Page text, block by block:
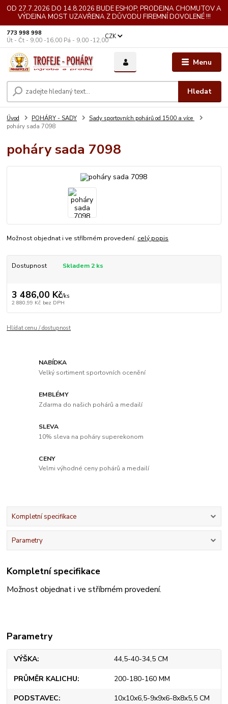
OD 27.7.2026 DO 14.8.2026 BUDE ESHOP, PRODEJNA CHOMUTOV A
VÝDEJNA MOST UZAVŘENA Z DŮVODU FIREMNÍ DOVOLENÉ !!!
Menu
CZK
Hledat
773 998 998
Út - Čt - 9,00 -16,00 Pá - 9,00 -12,00
Úvod POHÁRY - SADY
Sady sportovních pohárů od 1500 a více
poháry sada 7098
poháry sada 7098
Možnost objednat i ve stříbrném provedení. celý popis
Dostupnost Skladem 2 ks
3 486,00 Kč/ks
2 880,99 Kč bez DPH
Hlídat cenu / dostupnost
NABÍDKA
Velký sortiment sportovních ocenění
EMBLÉMY
Zdarma do našich pohárů a medailí
SLEVA
10% sleva na poháry superekonom
CENY
Velmi výhodné ceny pohárů a medailí
Kompletní specifikace
Parametry
Kompletní specifikace
Možnost objednat i ve stříbrném provedení.
Parametry
VÝŠKA 44,5-40-34,5 CM
PRŮMĚR KALICHU 200-180-160 MM
PODSTAVEC 10x10x6,5-9x9x6-8x8x5,5 CM